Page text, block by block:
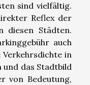
sind vielfältig.
Reflex der
diesen Städten.
auch
in
das Stadtbild
von Bedeutung,